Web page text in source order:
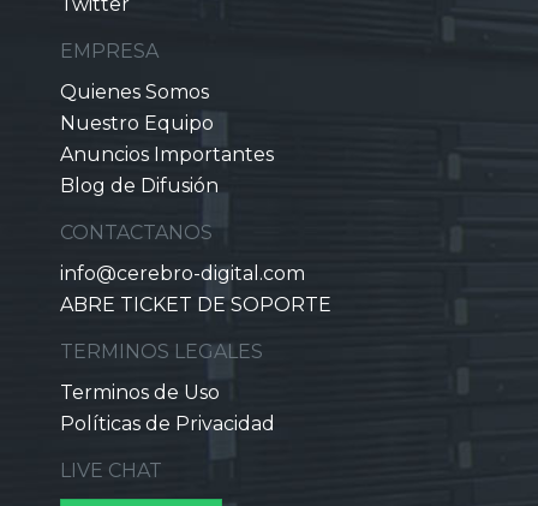
EMPRESA
Quienes Somos
Nuestro Equipo
Anuncios Importantes
Blog de Difusión
CONTACTANOS
info@cerebro-digital.com
ABRE TICKET DE SOPORTE
TERMINOS LEGALES
Terminos de Uso
Políticas de Privacidad
LIVE CHAT